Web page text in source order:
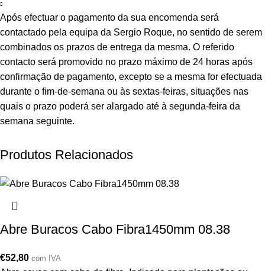
Após efectuar o pagamento da sua encomenda será
contactado pela equipa da Sergio Roque, no sentido de serem
combinados os prazos de entrega da mesma. O referido
contacto será promovido no prazo máximo de 24 horas após
confirmação de pagamento, excepto se a mesma for efectuada
durante o fim-de-semana ou às sextas-feiras, situações nas
quais o prazo poderá ser alargado até à segunda-feira da
semana seguinte.
Produtos Relacionados
Abre Buracos Cabo Fibra1450mm 08.38
€52,80 com IVA